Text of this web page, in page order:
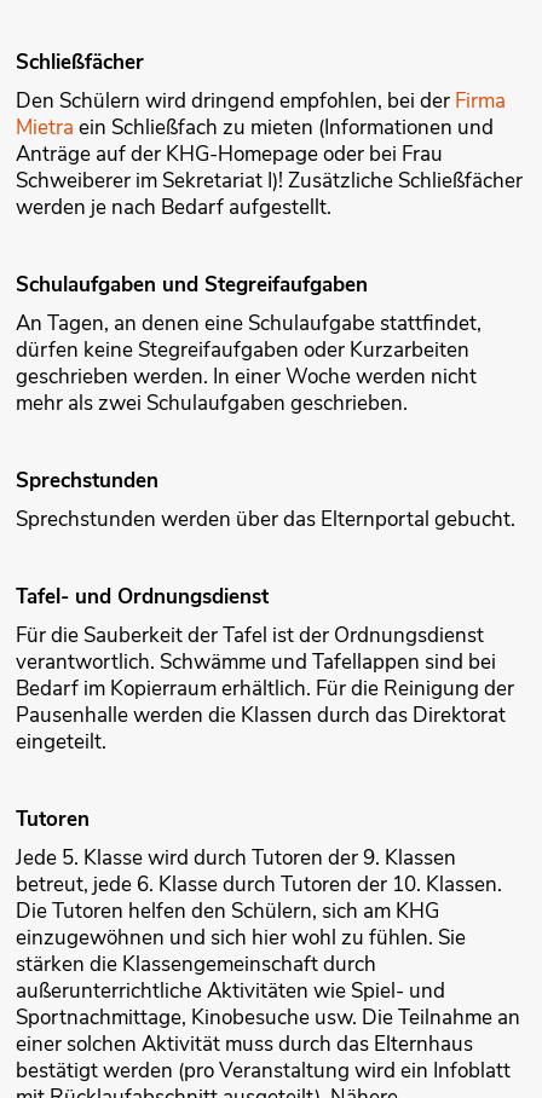
Schließfächer
Den Schülern wird dringend empfohlen, bei der Firma
Mietra ein Schließfach zu mieten (Informationen und
Anträge auf der KHG-Homepage oder bei Frau
Schweiberer im Sekretariat I)! Zusätzliche Schließfächer
werden je nach Bedarf aufgestellt.
Schulaufgaben und Stegreifaufgaben
An Tagen, an denen eine Schulaufgabe stattfindet,
dürfen keine Stegreifaufgaben oder Kurzarbeiten
geschrieben werden. In einer Woche werden nicht
mehr als zwei Schulaufgaben geschrieben.
Sprechstunden
Sprechstunden werden über das Elternportal gebucht.
Tafel- und Ordnungsdienst
Für die Sauberkeit der Tafel ist der Ordnungsdienst
verantwortlich. Schwämme und Tafellappen sind bei
Bedarf im Kopierraum erhältlich. Für die Reinigung der
Pausenhalle werden die Klassen durch das Direktorat
eingeteilt.
Tutoren
Jede 5. Klasse wird durch Tutoren der 9. Klassen
betreut, jede 6. Klasse durch Tutoren der 10. Klassen.
Die Tutoren helfen den Schülern, sich am KHG
einzugewöhnen und sich hier wohl zu fühlen. Sie
stärken die Klassengemeinschaft durch
außerunterrichtliche Aktivitäten wie Spiel- und
Sportnachmittage, Kinobesuche usw. Die Teilnahme an
einer solchen Aktivität muss durch das Elternhaus
bestätigt werden (pro Veranstaltung wird ein Infoblatt